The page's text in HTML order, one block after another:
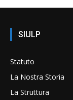
SIULP
Statuto
La Nostra Storia
La Struttura